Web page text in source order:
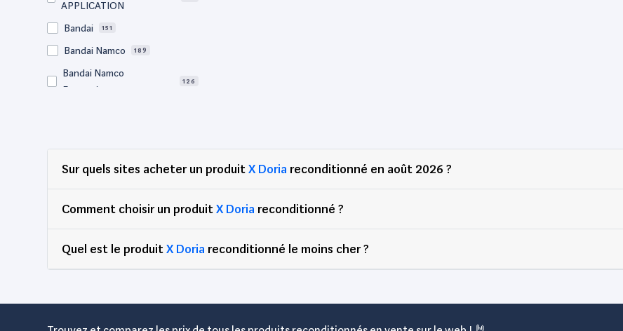
APPLICATION
Bandai 151
Bandai Namco 189
Bandai Namco
Entertainment
126
Canon
DEG 88
Dell 2,755
Sur quels sites acheter un produitX Doria reconditionné en août 2026 ?
Comment choisir un produitX Doria reconditionné ?
Quel est le produitX Doria reconditionné le moins cher ?